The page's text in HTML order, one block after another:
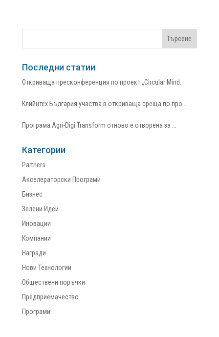
Последни статии
Откриваща пресконференция по проект „Circular Mind…
Клийнтех България участва в откриваща среща по про…
Програма Agri-Digi Transform отново е отворена за …
Категории
Partners
Акселераторски Програми
Бизнес
Зелени Идеи
Иновации
Компании
Награди
Нови Технологии
Обществени поръчки
Предприемачество
Програми